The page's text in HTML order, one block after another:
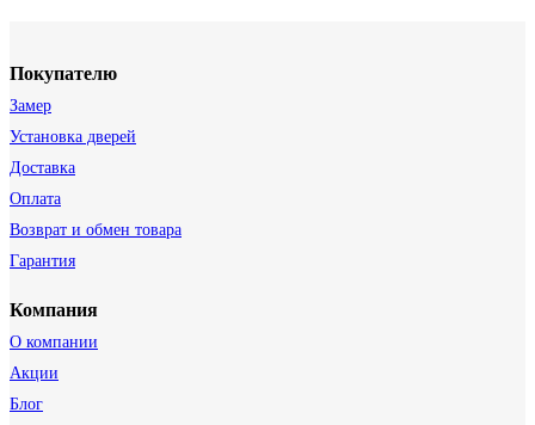
Покупателю
Замер
Установка дверей
Доставка
Оплата
Возврат и обмен товара
Гарантия
Компания
О компании
Акции
Блог